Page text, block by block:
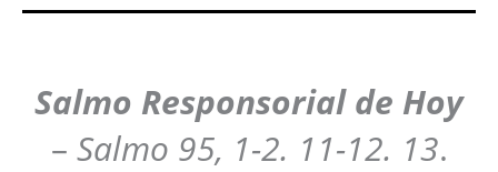
Salmo Responsorial de Hoy
– Salmo 95, 1-2. 11-12. 13.